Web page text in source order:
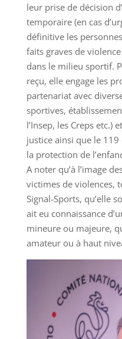
leur prise de décision
temporaire (en cas
définitive les
faits graves de
dans le milieu sportif.
reçu, elle engage les
partenariat avec
sportives,
l’Insep, les Creps etc.)
justice ainsi que le
la protection de
A noter qu’à l’image
victimes de violences,
Signal-Sports, qu’elle
ait eu connaissance
mineure ou majeure,
amateur ou à haut